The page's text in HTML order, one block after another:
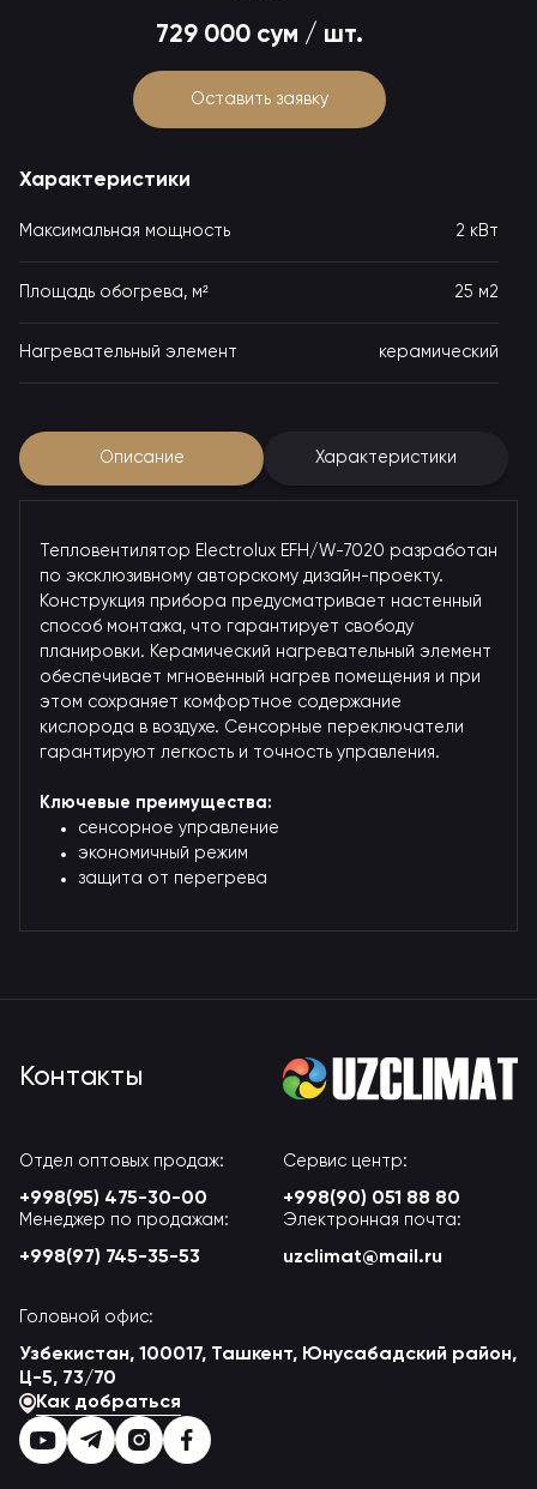
729 000 сум / шт.
Оставить заявку
Характеристики
Максимальная мощность 2 кВт
Площадь обогрева, м² 25 м2
Нагревательный элемент керамический
Описание Характеристики
Тепловентилятор Electrolux EFH/W-7020 разработан
по эксклюзивному авторскому дизайн-проекту.
Конструкция прибора предусматривает настенный
способ монтажа, что гарантирует свободу
планировки. Керамический нагревательный элемент
обеспечивает мгновенный нагрев помещения и при
этом сохраняет комфортное содержание
кислорода в воздухе. Сенсорные переключатели
гарантируют легкость и точность управления.
Ключевые преимущества:
сенсорное управление
экономичный режим
защита от перегрева
Контакты
Отдел оптовых продаж:
+998(95) 475-30-00
Сервис центр:
+998(90) 051 88 80
Менеджер по продажам:
+998(97) 745-35-53
Электронная почта:
uzclimat@mail.ru
Головной офис:
Узбекистан, 100017, Ташкент, Юнусабадский район,
Ц-5, 73/70
Как добраться